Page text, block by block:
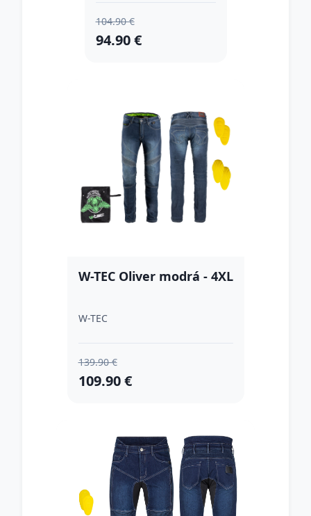
104.90 €
94.90 €
W-TEC Oliver modrá - 4XL
W-TEC
139.90 €
109.90 €